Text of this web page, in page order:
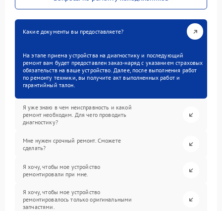
Какие документы вы предоставляете?
На этапе приема устройства на диагностику и последующий
ремонт вам будет предоставлен заказ-наряд с указанием страховых
обязательств на ваше устройство. Далее, после выполнения работ
по ремонту техники, вы получите акт выполненных работ и
гарантийный талон.
Я уже знаю в чем неисправность и какой
ремонт необходим. Для чего проводить
диагностику?
Мне нужен срочный ремонт. Сможете
сделать?
Я хочу, чтобы мое устройство
ремонтировали при мне.
Я хочу, чтобы мое устройство
ремонтировалось только оригинальными
запчастями.